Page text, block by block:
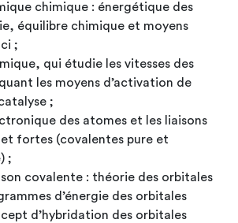
chimique : énergétique des
équilibre chimique et moyens
;
qui étudie les vitesses des
les moyens d’activation de
;
des atomes et les liaisons
fortes (covalentes pure et
;
covalente : théorie des orbitales
d’énergie des orbitales
d’hybridation des orbitales